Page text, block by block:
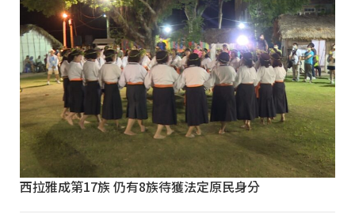
西拉雅成第17族 仍有8族待獲法定原民身分